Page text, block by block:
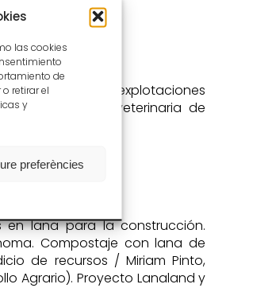
las cookies
de
retirar el
y
preferències
de oveja de las explotaciones
técnica veterinaria de
la isla
en lana para la construcción.
Compostaje con lana de
de recursos / Miriam Pinto,
Agrario). Proyecto Lanaland y